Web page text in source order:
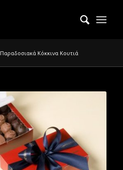
Παραδοσιακά Κόκκινα Κουτιά